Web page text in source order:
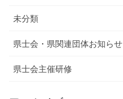
未分類
県士会・県関連団体お知らせ
県士会主催研修